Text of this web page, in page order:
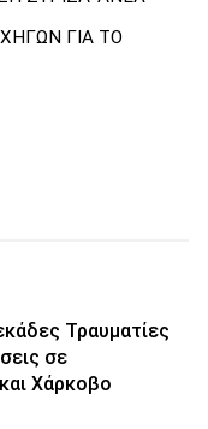
ΓΙΑ ΤΟ
Τραυματίες
σε
Χάρκοβο